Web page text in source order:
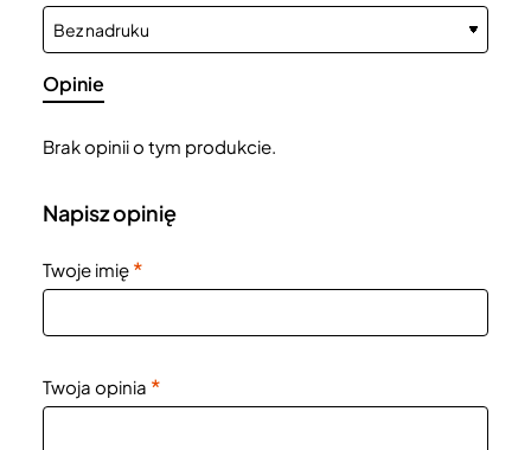
Opinie
Brak opinii o tym produkcie.
Napisz opinię
Twoje imię
Twoja opinia